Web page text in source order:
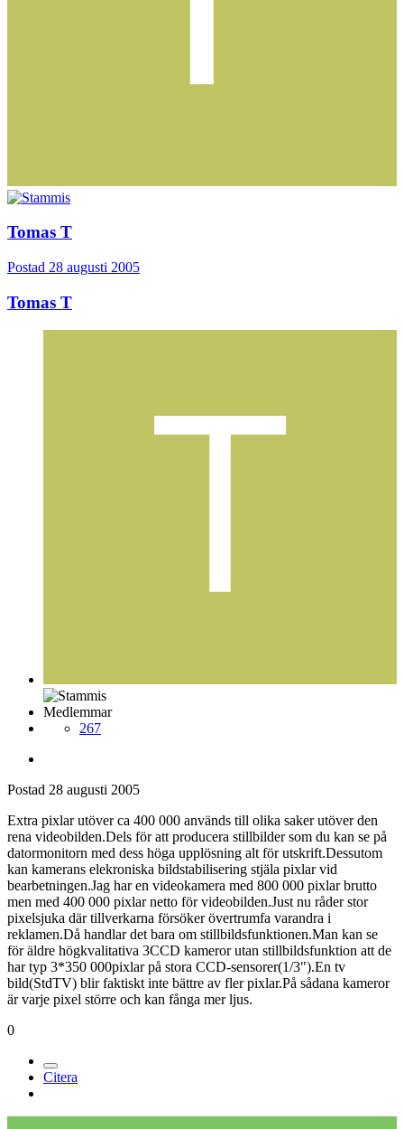
Tomas T
Postad 28 augusti 2005
Tomas T
Medlemmar
267
Postad 28 augusti 2005
Extra pixlar utöver ca 400 000 används till olika saker utöver den
rena videobilden.Dels för att producera stillbilder som du kan se på
datormonitorn med dess höga upplösning alt för utskrift.Dessutom
kan kamerans elekroniska bildstabilisering stjäla pixlar vid
bearbetningen.Jag har en videokamera med 800 000 pixlar brutto
men med 400 000 pixlar netto för videobilden.Just nu råder stor
pixelsjuka där tillverkarna försöker övertrumfa varandra i
reklamen.Då handlar det bara om stillbildsfunktionen.Man kan se
för äldre högkvalitativa 3CCD kameror utan stillbildsfunktion att de
har typ 3*350 000pixlar på stora CCD-sensorer(1/3").En tv
bild(StdTV) blir faktiskt inte bättre av fler pixlar.På sådana kameror
är varje pixel större och kan fånga mer ljus.
0
Citera